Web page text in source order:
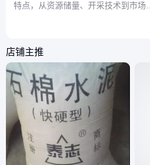
特点，从资源储量、开采技术到市场竞
店铺主推